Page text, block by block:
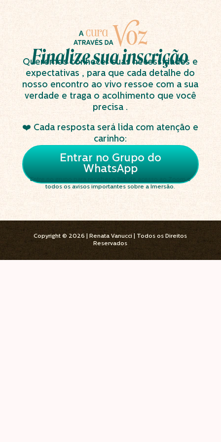
Finalize sua inscrição
Queremos conhecer suas necessidades e
expectativas , para que cada detalhe do
nosso encontro ao vivo ressoe com a sua
verdade e traga o acolhimento que você
precisa .
❤️ Cada resposta será lida com atenção e
carinho:
Entrar no Grupo do
WhatsApp
Entre no grupo para receber o link de acesso ao Zoom e
todos os avisos importantes sobre a Imersão.
Copyright © 2026 | Renata Vanucci | Todos os Direitos
Reservados